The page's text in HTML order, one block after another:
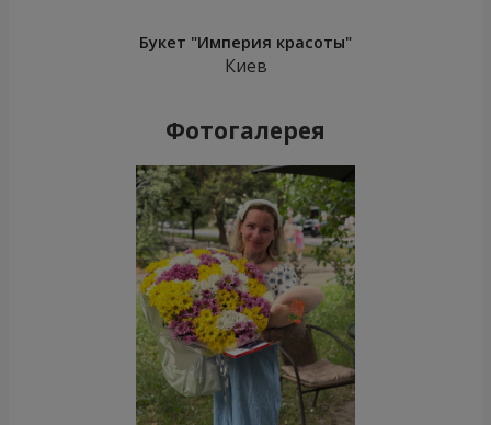
Букет "Империя красоты"
Киев
Фотогалерея